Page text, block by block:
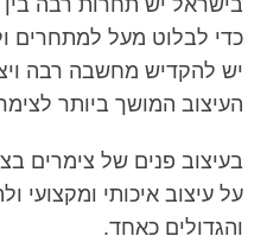
בישראל יש תחרות רבה בין
כדי לבלוט מעל למתחרים
יש להקדיש מחשבה רבה
העיצוב המושך ביותר לצימר
בעיצוב פנים של צימרים
על עיצוב איכותי ומקצועי
והגדולים כאחד.